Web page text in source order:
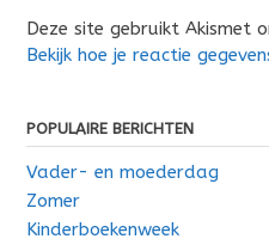
Deze site gebruikt Akismet
Bekijk hoe je reactie
POPULAIRE BERICHTEN
Vader- en moederdag
Zomer
Kinderboekenweek